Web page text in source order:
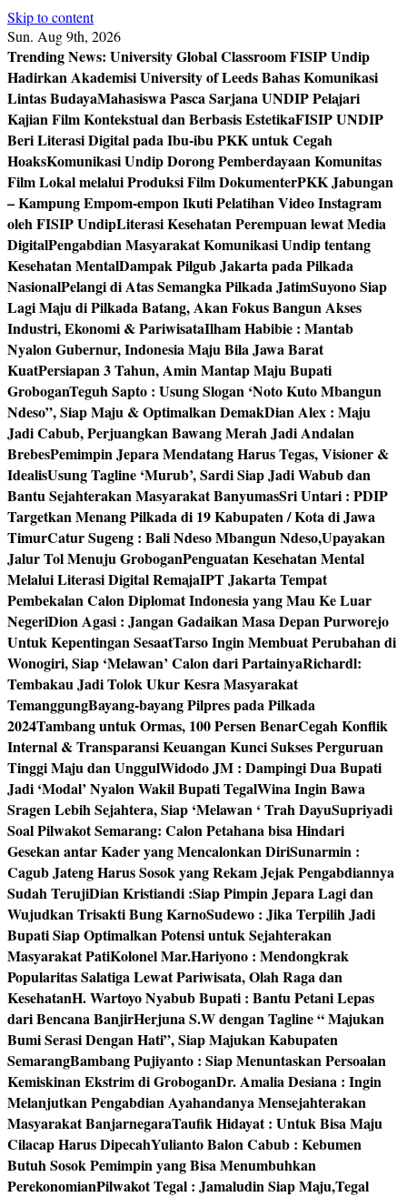
Skip to content
Sun. Aug 9th, 2026
Trending News: University Global Classroom FISIP Undip
Hadirkan Akademisi University of Leeds Bahas Komunikasi
Lintas BudayaMahasiswa Pasca Sarjana UNDIP Pelajari
Kajian Film Kontekstual dan Berbasis EstetikaFISIP UNDIP
Beri Literasi Digital pada Ibu-ibu PKK untuk Cegah
HoaksKomunikasi Undip Dorong Pemberdayaan Komunitas
Film Lokal melalui Produksi Film DokumenterPKK Jabungan
– Kampung Empom-empon Ikuti Pelatihan Video Instagram
oleh FISIP UndipLiterasi Kesehatan Perempuan lewat Media
DigitalPengabdian Masyarakat Komunikasi Undip tentang
Kesehatan MentalDampak Pilgub Jakarta pada Pilkada
NasionalPelangi di Atas Semangka Pilkada JatimSuyono Siap
Lagi Maju di Pilkada Batang, Akan Fokus Bangun Akses
Industri, Ekonomi & PariwisataIlham Habibie : Mantab
Nyalon Gubernur, Indonesia Maju Bila Jawa Barat
KuatPersiapan 3 Tahun, Amin Mantap Maju Bupati
GroboganTeguh Sapto : Usung Slogan ‘Noto Kuto Mbangun
Ndeso”, Siap Maju & Optimalkan DemakDian Alex : Maju
Jadi Cabub, Perjuangkan Bawang Merah Jadi Andalan
BrebesPemimpin Jepara Mendatang Harus Tegas, Visioner &
IdealisUsung Tagline ‘Murub’, Sardi Siap Jadi Wabub dan
Bantu Sejahterakan Masyarakat BanyumasSri Untari : PDIP
Targetkan Menang Pilkada di 19 Kabupaten / Kota di Jawa
TimurCatur Sugeng : Bali Ndeso Mbangun Ndeso,Upayakan
Jalur Tol Menuju GroboganPenguatan Kesehatan Mental
Melalui Literasi Digital RemajaIPT Jakarta Tempat
Pembekalan Calon Diplomat Indonesia yang Mau Ke Luar
NegeriDion Agasi : Jangan Gadaikan Masa Depan Purworejo
Untuk Kepentingan SesaatTarso Ingin Membuat Perubahan di
Wonogiri, Siap ‘Melawan’ Calon dari PartainyaRichardl:
Tembakau Jadi Tolok Ukur Kesra Masyarakat
TemanggungBayang-bayang Pilpres pada Pilkada
2024Tambang untuk Ormas, 100 Persen BenarCegah Konflik
Internal & Transparansi Keuangan Kunci Sukses Perguruan
Tinggi Maju dan UnggulWidodo JM : Dampingi Dua Bupati
Jadi ‘Modal’ Nyalon Wakil Bupati TegalWina Ingin Bawa
Sragen Lebih Sejahtera, Siap ‘Melawan ‘ Trah DayuSupriyadi
Soal Pilwakot Semarang: Calon Petahana bisa Hindari
Gesekan antar Kader yang Mencalonkan DiriSunarmin :
Cagub Jateng Harus Sosok yang Rekam Jejak Pengabdiannya
Sudah TerujiDian Kristiandi :Siap Pimpin Jepara Lagi dan
Wujudkan Trisakti Bung KarnoSudewo : Jika Terpilih Jadi
Bupati Siap Optimalkan Potensi untuk Sejahterakan
Masyarakat PatiKolonel Mar.Hariyono : Mendongkrak
Popularitas Salatiga Lewat Pariwisata, Olah Raga dan
KesehatanH. Wartoyo Nyabub Bupati : Bantu Petani Lepas
dari Bencana BanjirHerjuna S.W dengan Tagline “ Majukan
Bumi Serasi Dengan Hati”, Siap Majukan Kabupaten
SemarangBambang Pujiyanto : Siap Menuntaskan Persoalan
Kemiskinan Ekstrim di GroboganDr. Amalia Desiana : Ingin
Melanjutkan Pengabdian Ayahandanya Mensejahterakan
Masyarakat BanjarnegaraTaufik Hidayat : Untuk Bisa Maju
Cilacap Harus DipecahYulianto Balon Cabub : Kebumen
Butuh Sosok Pemimpin yang Bisa Menumbuhkan
PerekonomianPilwakot Tegal : Jamaludin Siap Maju,Tegal